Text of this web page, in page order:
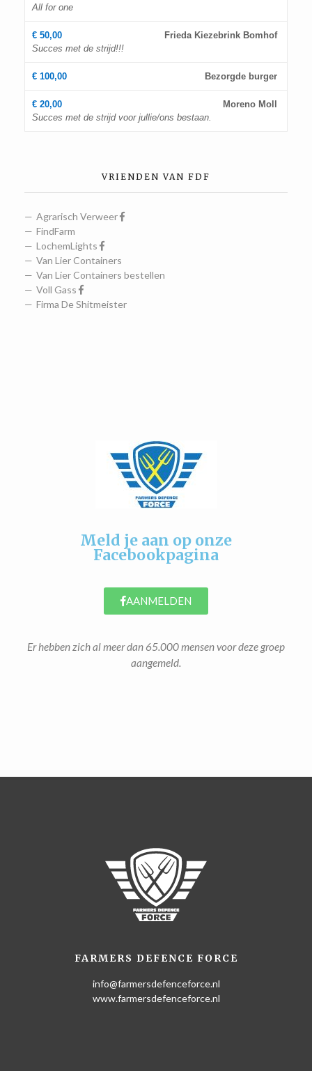
All for one
Frieda Kiezebrink Bomhof
€ 50,00
Succes met de strijd!!!
Bezorgde burger
€ 100,00
Moreno Moll
€ 20,00
Succes met de strijd voor jullie/ons bestaan.
VRIENDEN VAN FDF
Agrarisch Verweer
FindFarm
LochemLights
Van Lier Containers
Van Lier Containers bestellen
Voll Gass
Firma De Shitmeister
Meld je aan op onze
Facebookpagina
AANMELDEN
Er hebben zich al meer dan 65.000 mensen voor deze groep
aangemeld.
FARMERS DEFENCE FORCE
info@farmersdefenceforce.nl
www.farmersdefenceforce.nl